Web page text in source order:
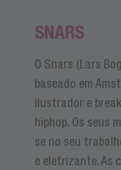
SNARS
O Snars (Lars
baseado em
ilustrador e
hiphop. Os seus
se no seu
e eletrizante. As